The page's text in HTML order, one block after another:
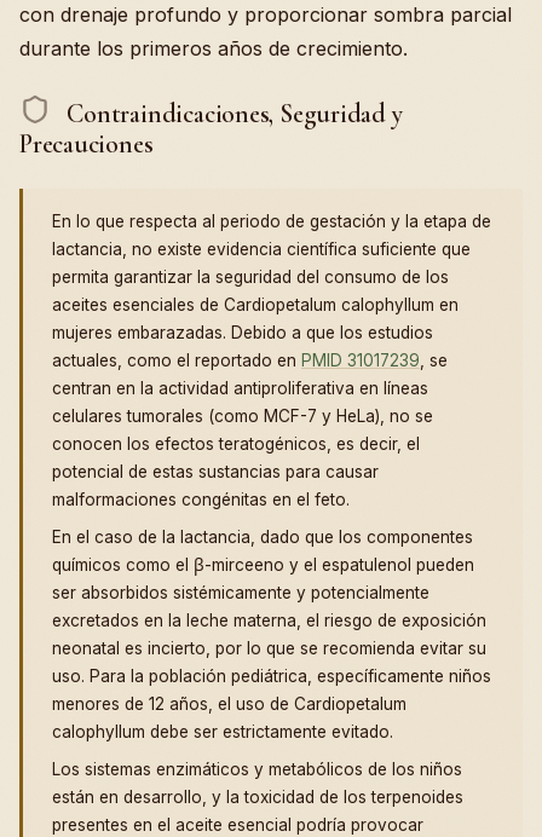
con drenaje profundo y proporcionar sombra parcial
durante los primeros años de crecimiento.
Contraindicaciones, Seguridad y
Precauciones
En lo que respecta al periodo de gestación y la etapa de
lactancia, no existe evidencia científica suficiente que
permita garantizar la seguridad del consumo de los
aceites esenciales de Cardiopetalum calophyllum en
mujeres embarazadas. Debido a que los estudios
actuales, como el reportado en PMID 31017239, se
centran en la actividad antiproliferativa en líneas
celulares tumorales (como MCF-7 y HeLa), no se
conocen los efectos teratogénicos, es decir, el
potencial de estas sustancias para causar
malformaciones congénitas en el feto.
En el caso de la lactancia, dado que los componentes
químicos como el β-mirceeno y el espatulenol pueden
ser absorbidos sistémicamente y potencialmente
excretados en la leche materna, el riesgo de exposición
neonatal es incierto, por lo que se recomienda evitar su
uso. Para la población pediátrica, específicamente niños
menores de 12 años, el uso de Cardiopetalum
calophyllum debe ser estrictamente evitado.
Los sistemas enzimáticos y metabólicos de los niños
están en desarrollo, y la toxicidad de los terpenoides
presentes en el aceite esencial podría provocar